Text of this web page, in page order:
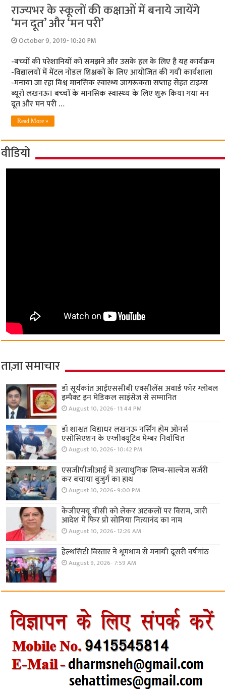
राज्‍यभर के स्‍कूलों की कक्षाओं में बनाये जायेंगे
‘मन दूत’ और ‘मन परी’
October 9, 2019- 10:20 PM
-बच्‍चों की परेशानियों को समझने और उसके हल के लिए है यह कार्यक्रम
-विद्यालयों में मेंटल नोडल शिक्षकों के लिए आयोजित की गयी कार्यशाला
-मनाया जा रहा विश्व मानसिक स्वास्थ्य जागरूकता सप्ताह सेहत टाइम्‍स
ब्‍यूरो लखनऊ। बच्‍चों के मानसिक स्‍वास्‍थ्‍य के लिए शुरू किया गया मन
दूत और मन परी …
Read More »
वीडियो
ताज़ा समाचार
डॉ सूर्यकांत आईएससीबी एक्सीलेंस अवार्ड फॉर ग्लोबल
इम्पैक्ट इन मेडिकल साइंसेज से सम्मानित
August 10, 2026- 11:44 PM
डॉ शाश्वत विद्याधर लखनऊ नर्सिंग होम ओनर्स
एसोसिएशन के एग्जीक्यूटिव मेम्बर निर्वाचित
August 10, 2026- 10:42 PM
एसजीपीजीआई में अत्याधुनिक लिम्ब-साल्वेज सर्जरी
कर बचाया बुजुर्ग का हाथ
August 10, 2026- 9:00 PM
केजीएमयू वीसी को लेकर अटकलों पर विराम, जारी
आदेश में फिर प्रो सोनिया नित्यानंद का नाम
August 10, 2026- 12:26 AM
हेल्थसिटी विस्तार ने धूमधाम से मनायी दूसरी वर्षगांठ
August 9, 2026- 7:59 AM